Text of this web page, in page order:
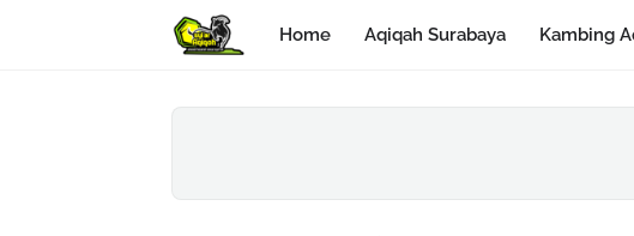
Home Aqiqah Surabaya Kambing